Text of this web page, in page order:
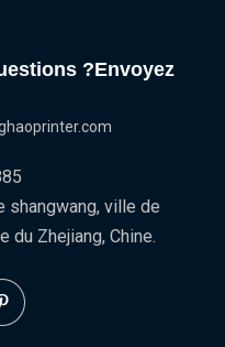
?Envoyez
shangwang, ville de
du Zhejiang, Chine.